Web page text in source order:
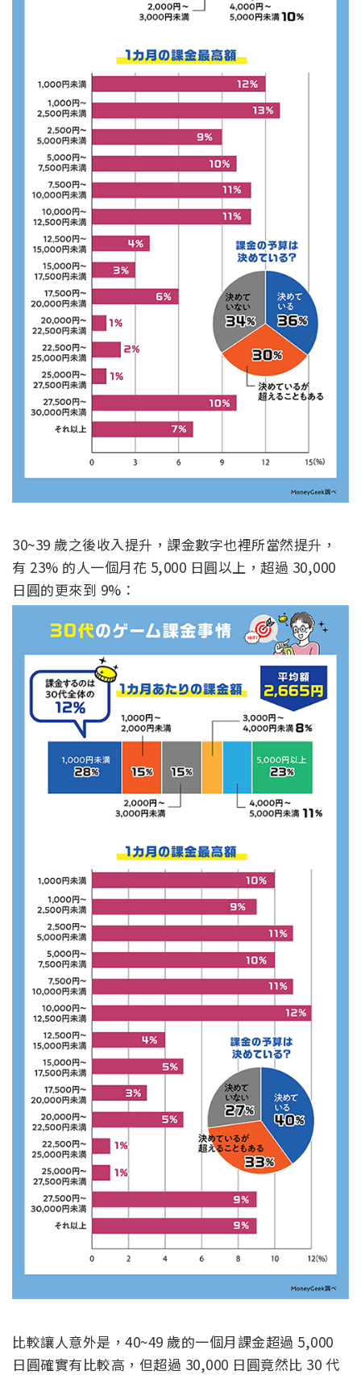
30~39 歲之後收入提升，課金數字也裡所當然提升，
有 23% 的人一個月花 5,000 日圓以上，超過 30,000
日圓的更來到 9%：
比較讓人意外是，40~49 歲的一個月課金超過 5,000
日圓確實有比較高，但超過 30,000 日圓竟然比 30 代